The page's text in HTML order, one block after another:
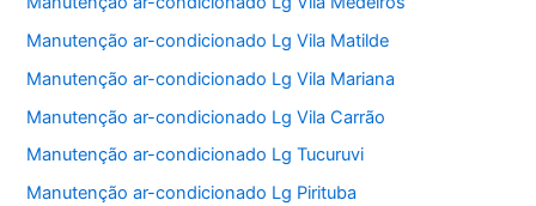
Manutenção ar-condicionado Lg Vila Matilde
Manutenção ar-condicionado Lg Vila Mariana
Manutenção ar-condicionado Lg Vila Carrão
Manutenção ar-condicionado Lg Tucuruvi
Manutenção ar-condicionado Lg Pirituba